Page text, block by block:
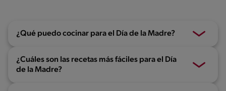
¿Qué puedo cocinar para el Día de la Madre?
¿Cuáles son las recetas más fáciles para el Día
de la Madre?